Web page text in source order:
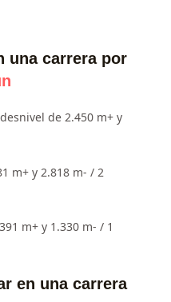
una carrera por
de 2.450 m+ y
m+ y 2.818 m- / 2
m+ y 1.330 m- / 1
en una carrera